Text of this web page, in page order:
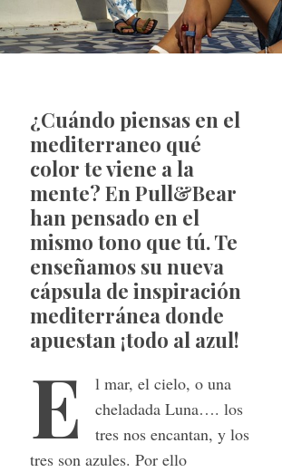
¿Cuándo piensas en el
mediterraneo qué
color te viene a la
mente? En Pull&Bear
han pensado en el
mismo tono que tú. Te
enseñamos su nueva
cápsula de inspiración
mediterránea donde
apuestan ¡todo al azul!
E
l mar, el cielo, o una
cheladada Luna…. los
tres nos encantan, y los
tres son azules. Por ello